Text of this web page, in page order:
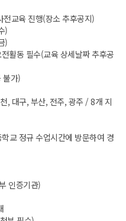
교육 진행(장소 추후공지)
)
)
활동 필수(교육 상세날짜 추후공
불가)
, 대구, 부산, 전주, 광주 / 8개 지
교 정규 수업시간에 방문하여 경
인증기관)